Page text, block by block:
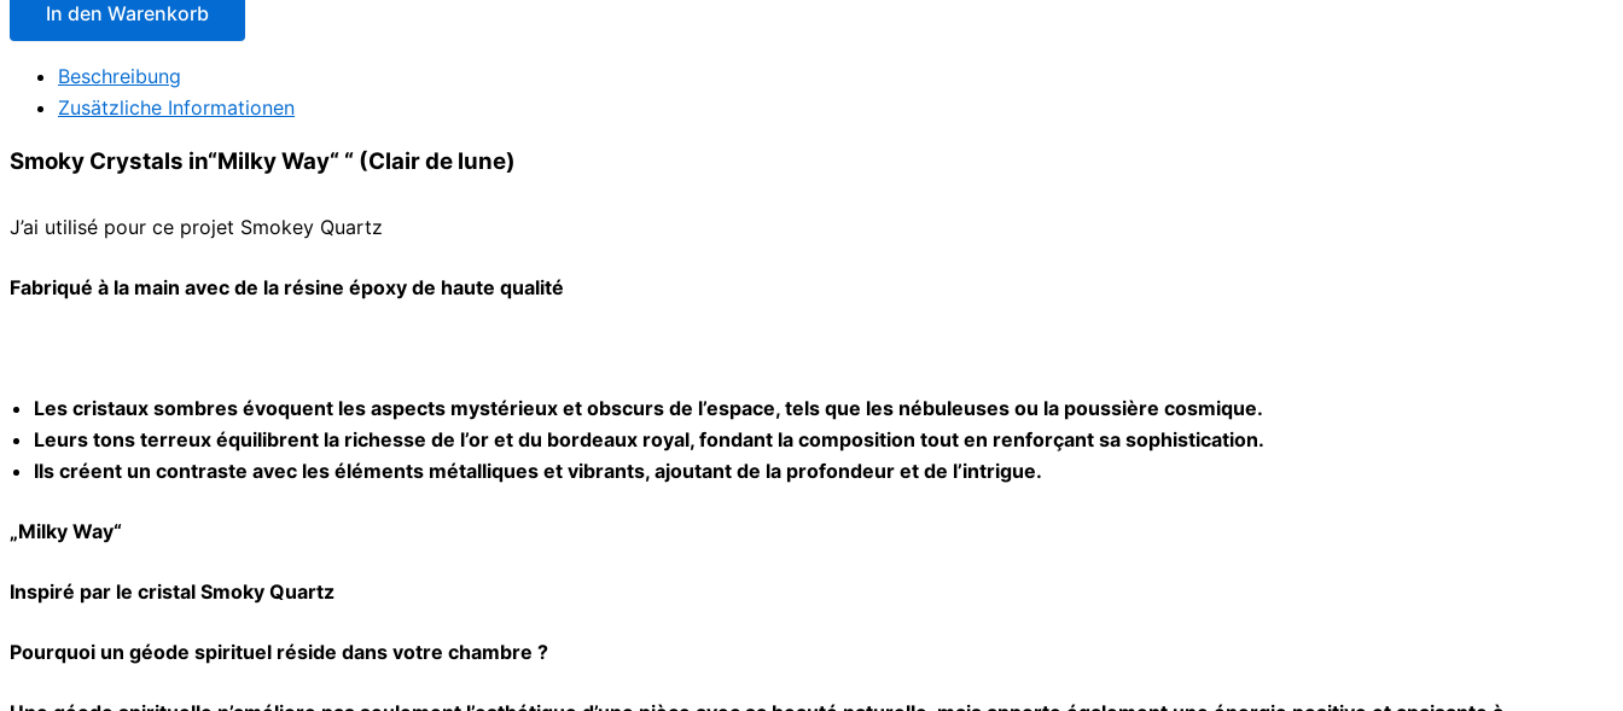
In den Warenkorb
Beschreibung
Zusätzliche Informationen
Smoky Crystals in“Milky Way“ “ (Clair de lune)
J’ai utilisé pour ce projet Smokey Quartz
Fabriqué à la main avec de la résine époxy de haute qualité
Les cristaux sombres évoquent les aspects mystérieux et obscurs de l’espace, tels que les nébuleuses ou la poussière cosmique.
Leurs tons terreux équilibrent la richesse de l’or et du bordeaux royal, fondant la composition tout en renforçant sa sophistication.
Ils créent un contraste avec les éléments métalliques et vibrants, ajoutant de la profondeur et de l’intrigue.
„Milky Way“
Inspiré par le cristal Smoky Quartz
Pourquoi un géode spirituel réside dans votre chambre ?